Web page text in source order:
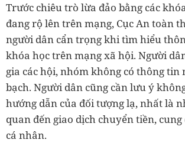
Trước chiêu trò lừa đảo bằng các
đang rộ lên trên mạng, Cục An toàn
người dân cẩn trọng khi tìm hiểu
khóa học trên mạng xã hội. Người
gia các hội, nhóm không có thông
bạch. Người dân cũng cần lưu ý
hướng dẫn của đối tượng lạ, nhất là
quan đến giao dịch chuyển tiền,
cá nhân.